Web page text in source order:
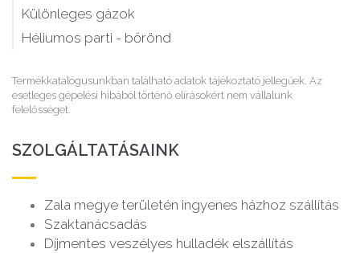
Különleges gázok
Héliumos parti - bőrönd
Termékkatalógusunkban található adatok tájékoztató jellegűek. Az
esetleges gépelési hibából történő elírásokért nem vállalunk
felelősséget.
SZOLGÁLTATÁSAINK
Zala megye területén ingyenes házhoz szállítás
Szaktanácsadás
Díjmentes veszélyes hulladék elszállítás